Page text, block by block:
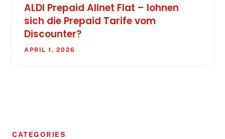
ALDI Prepaid Allnet Flat – lohnen
sich die Prepaid Tarife vom
Discounter?
APRIL 1, 2026
CATEGORIES